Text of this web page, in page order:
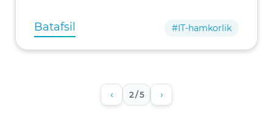
Batafsil #IT-hamkorlik
‹ 2 / 5 ›